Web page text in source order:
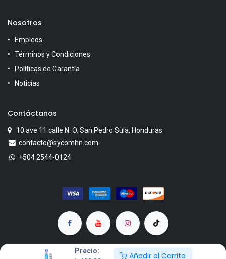
Precio:
Añadir al Carrito
Nosotros
Empleos
Términos y Condiciones
Políticas de Garantía
Noticias
Contáctanos
10 ave 11 calle N. O. San Pedro Sula, Honduras
contacto@sycomhn.com
+504 2544-0124